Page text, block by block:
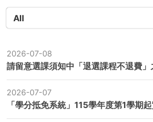
All
2026-07-08
請留意選課須知中「退選課程不退費」
2026-07-07
「學分抵免系統」115學年度第1學期起